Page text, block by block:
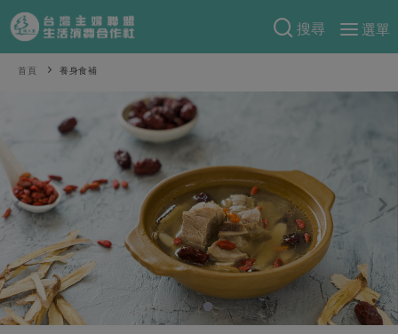
搜尋
選單
產品分類
一籃菜
蕈菇類
辛香料類
奶蛋豆・五穀
蛋
豆製品 米麵雜糧
米食
麵食
肉食
海鮮
常備菜
預購活動
把最好的台灣味帶回家！
防災用品預購圓滿結束
2026年端午節預購圓滿結束
更多預購活動
綠主張
觀點文章
主婦食堂 一籃菜真心話
社內大小事 合作聯合國
關於合作社
認識合作社
關於我們
重要公告
首頁 養身食補